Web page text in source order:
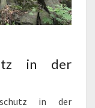
in der
in der